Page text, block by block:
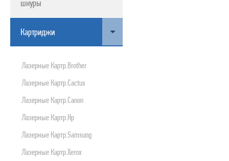
ПРОДУКТЫ APPLE
шнуры
Картриджи
.лазерные Картр.brother
.лазерные Картр.cactus
.лазерные Картр.canon
.лазерные Картр.hp
.лазерные Картр.samsung
.лазерные Картр.xerox